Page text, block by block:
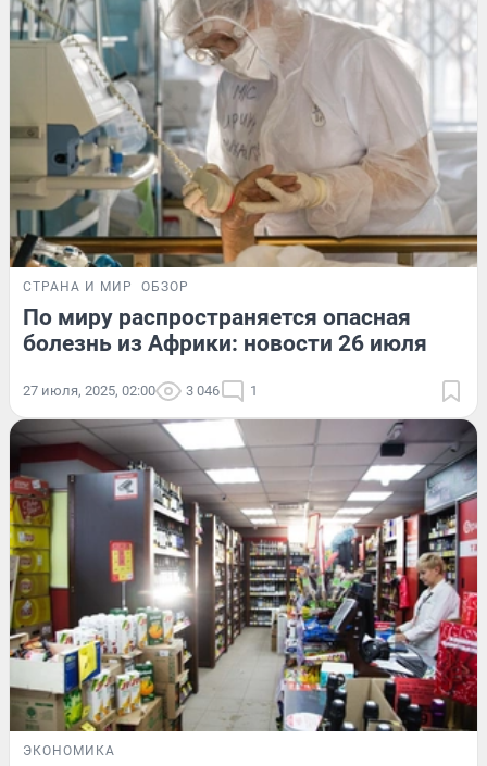
СТРАНА И МИР ОБЗОР
По миру распространяется опасная
болезнь из Африки: новости 26 июля
27 июля, 2025, 02:00 3 046 1
ЭКОНОМИКА